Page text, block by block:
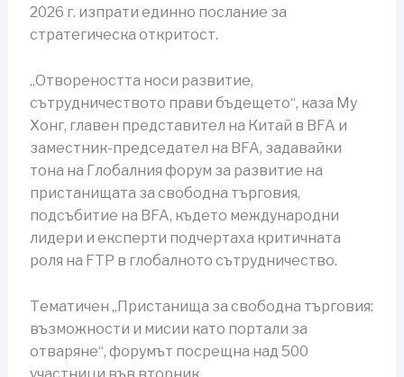
2026 г. изпрати единно послание за
стратегическа откритост.
„Отвореността носи развитие,
сътрудничеството прави бъдещето“, каза Му
Хонг, главен представител на Китай в BFA и
заместник-председател на BFA, задавайки
тона на Глобалния форум за развитие на
пристанищата за свободна търговия,
подсъбитие на BFA, където международни
лидери и експерти подчертаха критичната
роля на FTP в глобалното сътрудничество.
Тематичен „Пристанища за свободна търговия:
възможности и мисии като портали за
отваряне“, форумът посрещна над 500
участници във вторник.